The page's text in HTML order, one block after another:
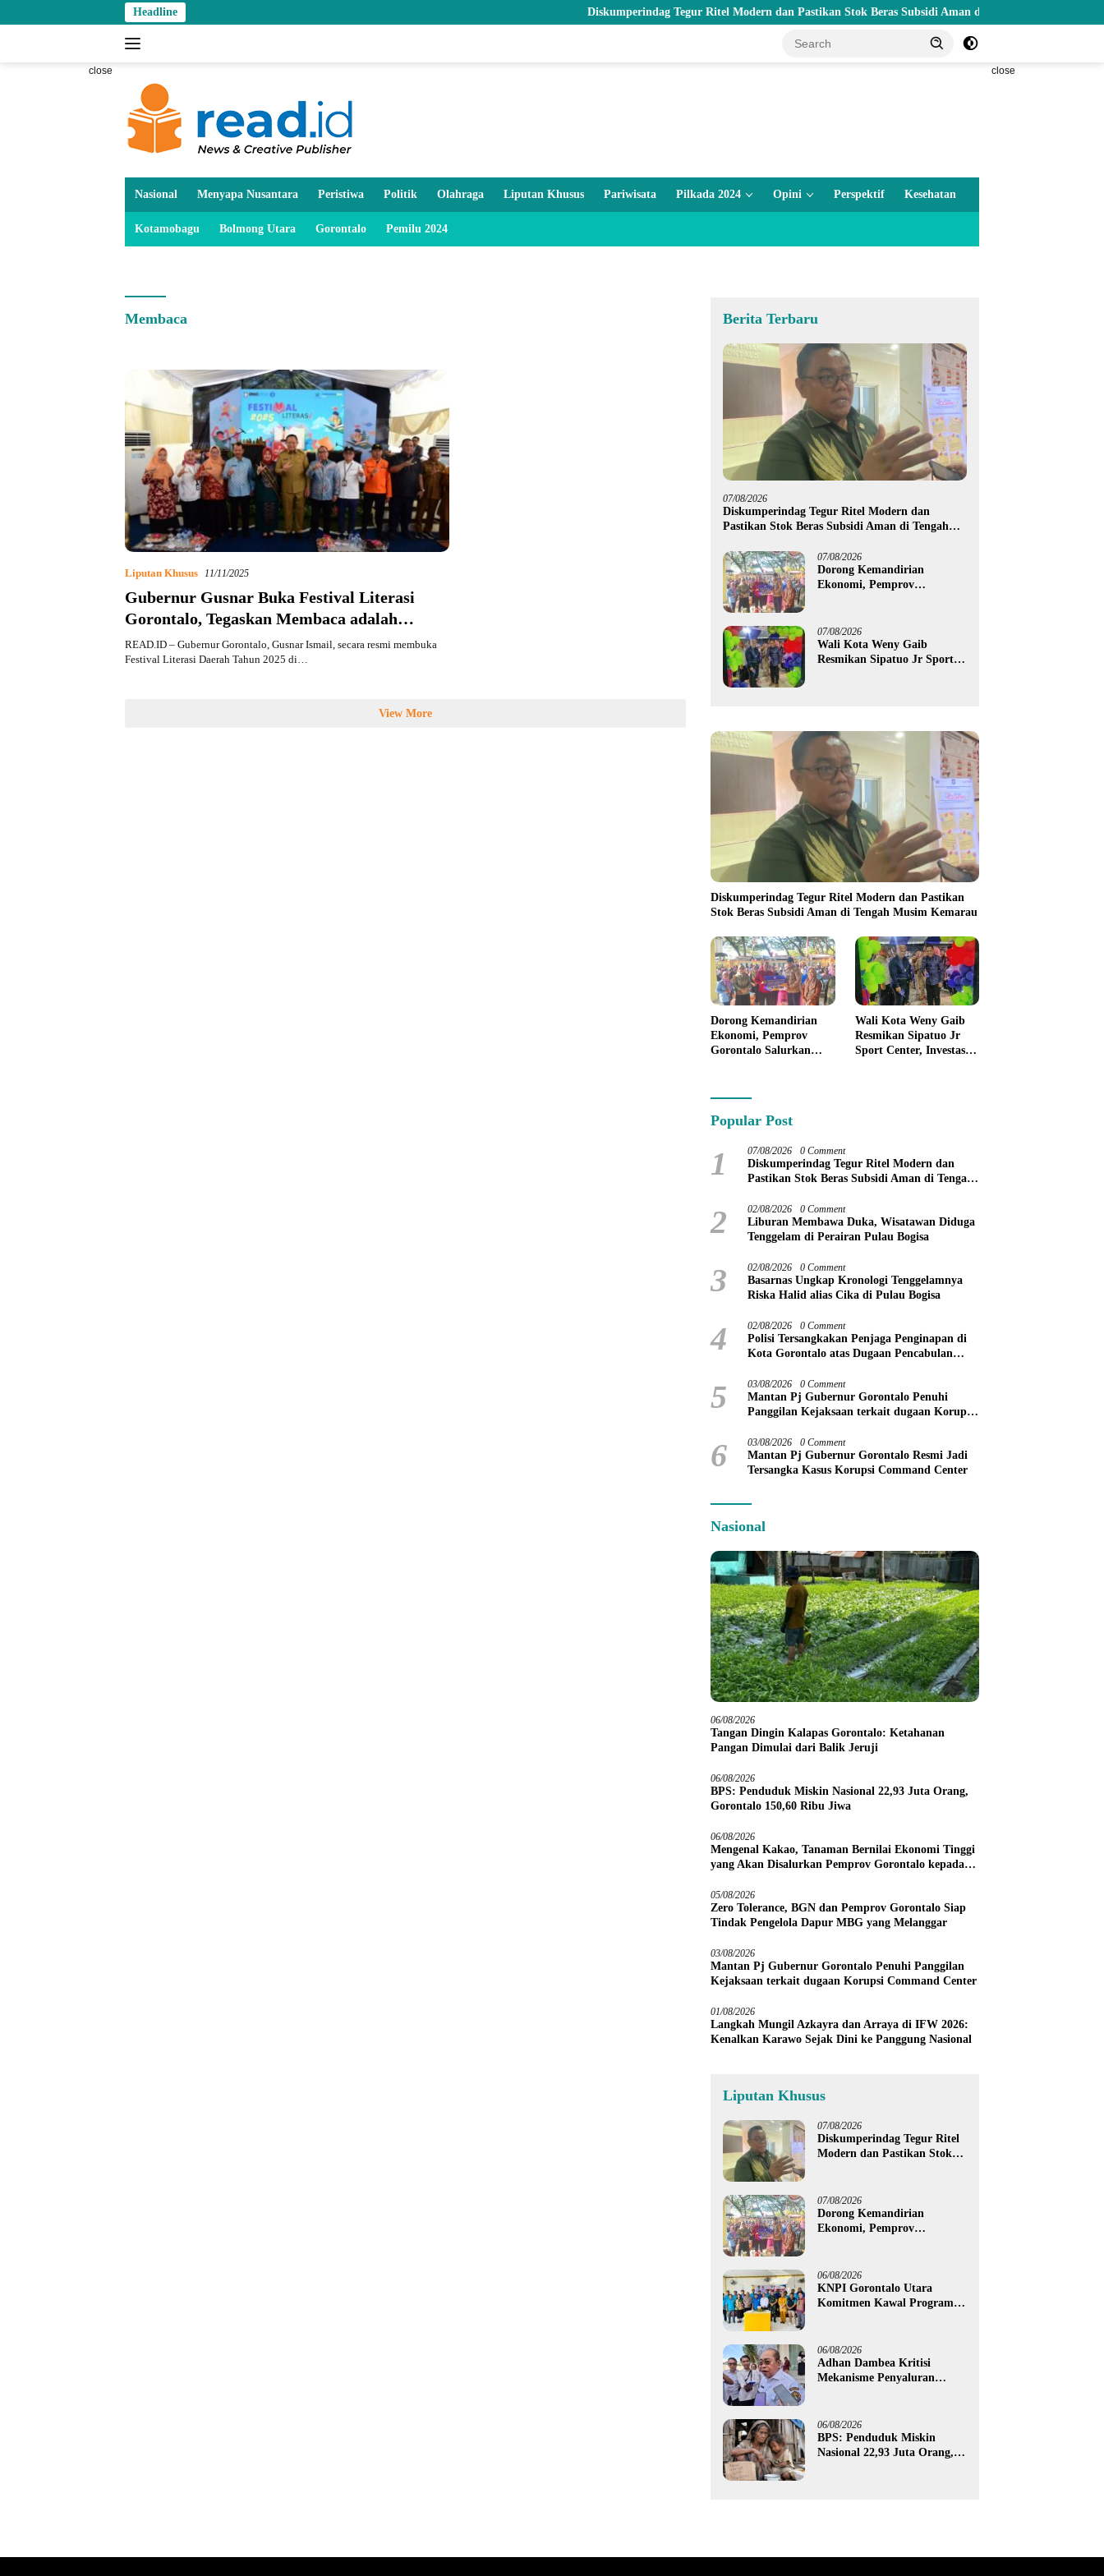
to
Headline Diskumperindag Tegur Ritel Modern dan Pastikan Stok Beras Subsidi Aman di Tengah Musim Kemarau
close close
Nasional Menyapa Nusantara Peristiwa Politik Olahraga Liputan Khusus Pariwisata Pilkada 2024 Opini Perspektif Kesehatan
Kotamobagu Bolmong Utara Gorontalo Pemilu 2024
Membaca
Liputan Khusus 11/11/2025
Gubernur Gusnar Buka Festival Literasi
Gorontalo, Tegaskan Membaca adalah
Fondasi Peradaban
READ.ID – Gubernur Gorontalo, Gusnar Ismail, secara resmi membuka
Festival Literasi Daerah Tahun 2025 di…
View More
Berita Terbaru
07/08/2026
Diskumperindag Tegur Ritel Modern dan
Pastikan Stok Beras Subsidi Aman di Tengah
07/08/2026
Dorong Kemandirian
Ekonomi, Pemprov
untuk 395 Pelaku Usaha
07/08/2026
Wali Kota Weny Gaib
Resmikan Sipatuo Jr Sport
Diskumperindag Tegur Ritel Modern dan Pastikan
Stok Beras Subsidi Aman di Tengah Musim Kemarau
Dorong Kemandirian
Ekonomi, Pemprov
Gorontalo Salurkan
Pelaku Usaha
Wali Kota Weny Gaib
Resmikan Sipatuo Jr
Sport Center, Investasi
Popular Post
1 07/08/2026 0 Comment
Diskumperindag Tegur Ritel Modern dan
Pastikan Stok Beras Subsidi Aman di Tengah
2 02/08/2026 0 Comment
Liburan Membawa Duka, Wisatawan Diduga
Tenggelam di Perairan Pulau Bogisa
3 02/08/2026 0 Comment
Basarnas Ungkap Kronologi Tenggelamnya
Riska Halid alias Cika di Pulau Bogisa
4 02/08/2026 0 Comment
Polisi Tersangkakan Penjaga Penginapan di
Kota Gorontalo atas Dugaan Pencabulan
5 03/08/2026 0 Comment
Mantan Pj Gubernur Gorontalo Penuhi
Panggilan Kejaksaan terkait dugaan Korupsi
6 03/08/2026 0 Comment
Mantan Pj Gubernur Gorontalo Resmi Jadi
Tersangka Kasus Korupsi Command Center
Nasional
06/08/2026
Tangan Dingin Kalapas Gorontalo: Ketahanan
Pangan Dimulai dari Balik Jeruji
06/08/2026
BPS: Penduduk Miskin Nasional 22,93 Juta Orang,
Gorontalo 150,60 Ribu Jiwa
06/08/2026
Mengenal Kakao, Tanaman Bernilai Ekonomi Tinggi
yang Akan Disalurkan Pemprov Gorontalo kepada
05/08/2026
Zero Tolerance, BGN dan Pemprov Gorontalo Siap
Tindak Pengelola Dapur MBG yang Melanggar
03/08/2026
Mantan Pj Gubernur Gorontalo Penuhi Panggilan
Kejaksaan terkait dugaan Korupsi Command Center
01/08/2026
Langkah Mungil Azkayra dan Arraya di IFW 2026:
Kenalkan Karawo Sejak Dini ke Panggung Nasional
Liputan Khusus
07/08/2026
Diskumperindag Tegur Ritel
Modern dan Pastikan Stok
07/08/2026
Dorong Kemandirian
Ekonomi, Pemprov
untuk 395 Pelaku Usaha
06/08/2026
KNPI Gorontalo Utara
Komitmen Kawal Program
06/08/2026
Adhan Dambea Kritisi
Mekanisme Penyaluran
06/08/2026
BPS: Penduduk Miskin
Nasional 22,93 Juta Orang,